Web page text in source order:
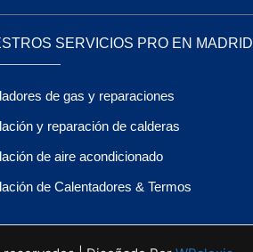
SERVICIOS PRO EN MADRID
de gas y reparaciones
y reparación de calderas
de aire acondicionado
de Calentadores & Termos